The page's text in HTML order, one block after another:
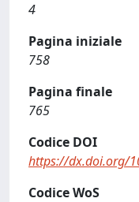
4
Pagina iniziale
758
Pagina finale
765
Codice DOI
https://dx.doi.org/
Codice WoS